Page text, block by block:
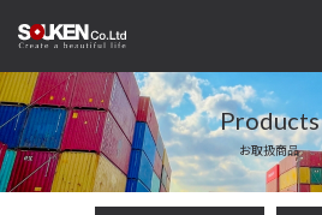
Products
お取扱商品